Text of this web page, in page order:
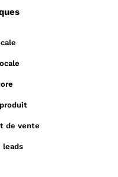
de vente
leads